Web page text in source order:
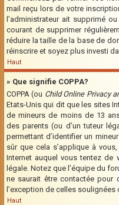
mail reçu lors de votre
l’administrateur ait supprimé
courant de supprimer
réduire la taille de la base de
réinscrire et soyez plus investi
Haut
» Que signifie COPPA?
COPPA (ou Child Online Privacy
Etats-Unis qui dit que les sites
de mineurs de moins de 13
des parents (ou d’un tuteur
permettant d’identifier un
sûr que cela s’applique à
Internet auquel vous tentez de
légale. Notez que l’équipe du
ne saurait être contactée pour
l’exception de celles
Haut